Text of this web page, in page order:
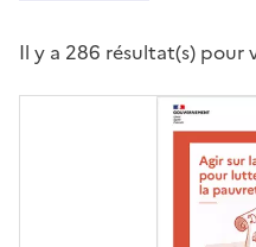
Il y a 286 résultat(s) pour